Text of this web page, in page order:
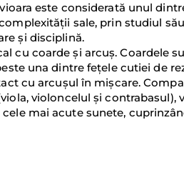
este considerată unul
sale, prin studiul
și disciplină.
cu coarde și arcuș. Coardele
una dintre fețele cutiei de
cu arcușul în mișcare.
violoncelul și contrabasul),
mai acute sunete,